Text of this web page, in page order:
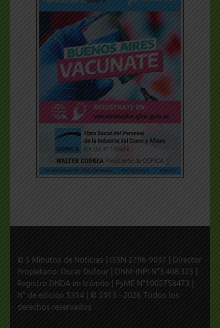
© 5 Minutos de Noticias | ISSN 2796-9037 | Director
Propietario: Oscar Dufour | DNM-INPI N°3.408.325 |
Registro DNDA en trámite | PyME N°1005758473 |
N° de edición 5354 | © 2013 - 2026 Todos los
derechos reservados